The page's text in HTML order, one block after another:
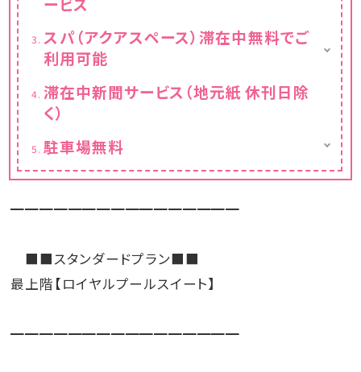
クラブフロアご利用のお客様は滞在中、軽食・
ドリンクのサービス（パン・ドライスナック・フル
スパ（アクアスペース）滞在中無料でご
利用可能
滞在中新聞サービス（地元紙 休刊日除
く）
駐車場無料
━━━━━━━━━━━━━━━━
■■スタンダードプラン■■
最上階【ロイヤルプールスイート】
━━━━━━━━━━━━━━━━